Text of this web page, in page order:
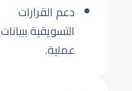
دعم القرارات
التسويقية ببيانات
عملية.